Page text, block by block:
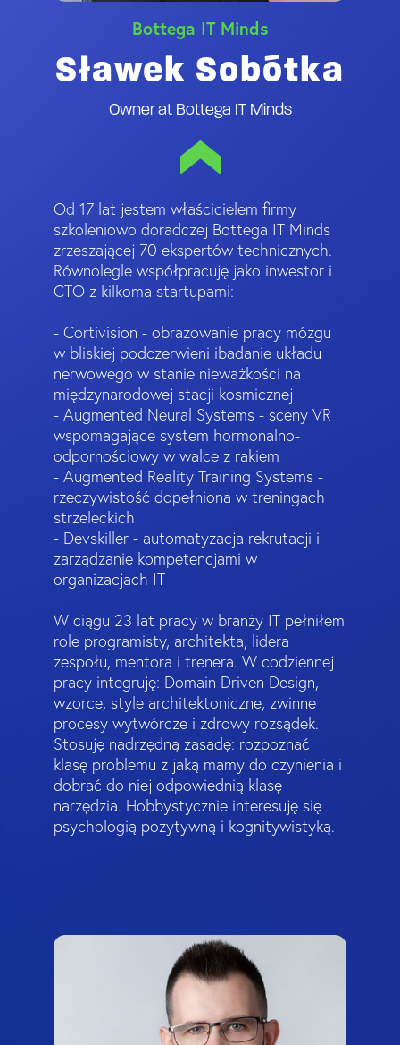
Bottega IT Minds
Sławek Sobótka
Owner at Bottega IT Minds
Od 17 lat jestem właścicielem firmy
szkoleniowo doradczej Bottega IT Minds
zrzeszającej 70 ekspertów technicznych.
Równolegle współpracuję jako inwestor i
CTO z kilkoma startupami:
- Cortivision - obrazowanie pracy mózgu
w bliskiej podczerwieni ibadanie układu
nerwowego w stanie nieważkości na
międzynarodowej stacji kosmicznej
- Augmented Neural Systems - sceny VR
wspomagające system hormonalno-
odpornościowy w walce z rakiem
- Augmented Reality Training Systems -
rzeczywistość dopełniona w treningach
strzeleckich
- Devskiller - automatyzacja rekrutacji i
zarządzanie kompetencjami w
organizacjach IT
W ciągu 23 lat pracy w branży IT pełniłem
role programisty, architekta, lidera
zespołu, mentora i trenera. W codziennej
pracy integruję: Domain Driven Design,
wzorce, style architektoniczne, zwinne
procesy wytwórcze i zdrowy rozsądek.
Stosuję nadrzędną zasadę: rozpoznać
klasę problemu z jaką mamy do czynienia i
dobrać do niej odpowiednią klasę
narzędzia. Hobbystycznie interesuję się
psychologią pozytywną i kognitywistyką.